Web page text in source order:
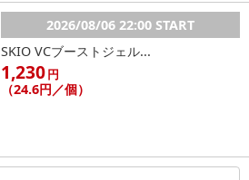
2026/08/06 22:00 START
SKIO VCブーストジェル...
1,230円
（24.6円／個）